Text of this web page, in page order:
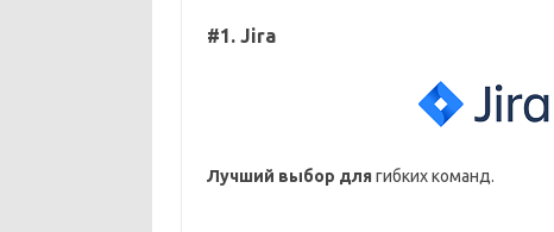
#1. Jira
Лучший выбор длягибких команд.